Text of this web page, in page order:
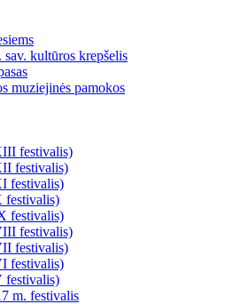
sav. kultūros krepšelis
muziejinės pamokos
festivalis)
festivalis)
festivalis)
festivalis)
festivalis)
festivalis)
festivalis)
festivalis)
festivalis)
m. festivalis